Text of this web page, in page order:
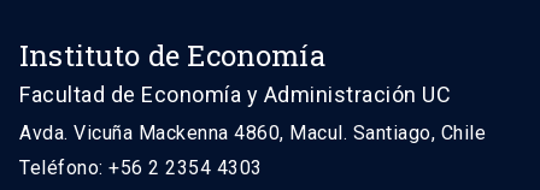
Instituto de Economía
Facultad de Economía y Administración UC
Avda. Vicuña Mackenna 4860, Macul. Santiago, Chile
Teléfono: +56 2 2354 4303